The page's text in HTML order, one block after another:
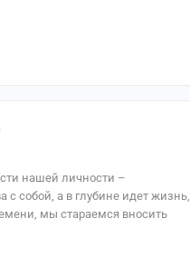
нашей личности –
собой, а в глубине идет жизнь,
мы стараемся вносить